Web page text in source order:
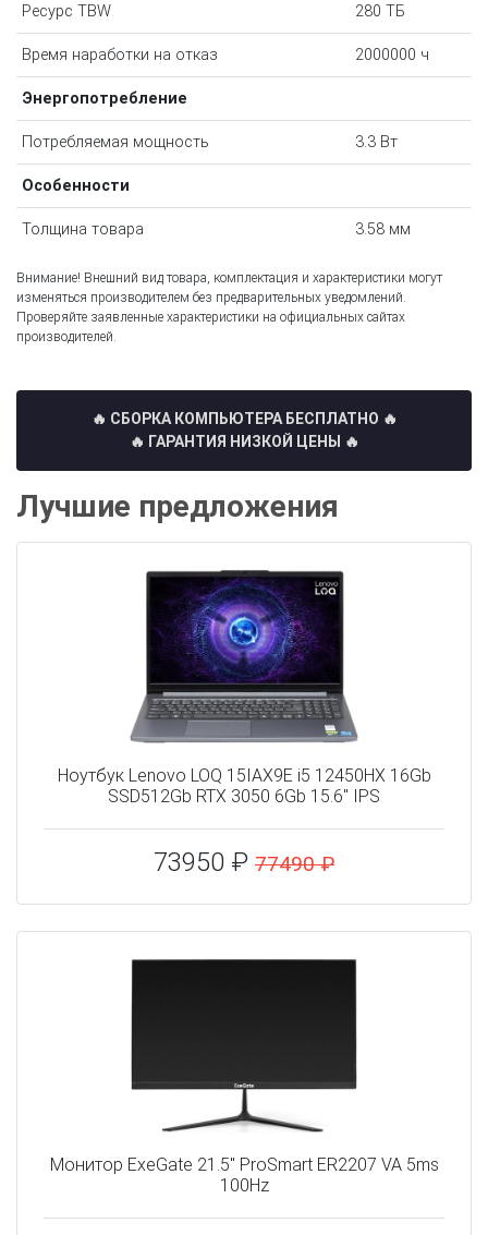
Ресурс TBW 280 ТБ
Время наработки на отказ 2000000 ч
Энергопотребление
Потребляемая мощность 3.3 Вт
Особенности
Толщина товара 3.58 мм
Внимание! Внешний вид товара, комплектация и характеристики могут
изменяться производителем без предварительных уведомлений.
Проверяйте заявленные характеристики на официальных сайтах
производителей.
🔥 СБОРКА КОМПЬЮТЕРА БЕСПЛАТНО 🔥
🔥 ГАРАНТИЯ НИЗКОЙ ЦЕНЫ 🔥
Лучшие предложения
Ноутбук Lenovo LOQ 15IAX9E i5 12450HX 16Gb
SSD512Gb RTX 3050 6Gb 15.6" IPS
73950 ₽ 77490 ₽
Монитор ExeGate 21.5" ProSmart ER2207 VA 5ms
100Hz